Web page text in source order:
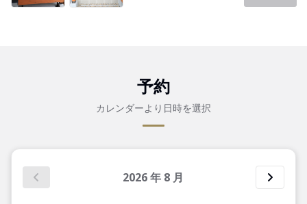
予約
カレンダーより日時を選択
2026年 8 月